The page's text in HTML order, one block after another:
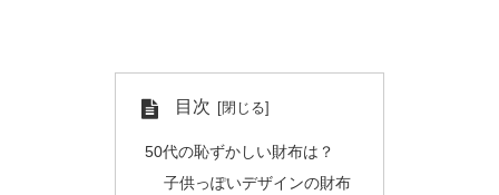
目次
50代の恥ずかしい財布は？
子供っぽいデザインの財布